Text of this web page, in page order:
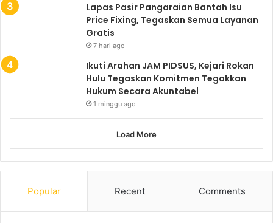
Lapas Pasir Pangaraian Bantah Isu
Price Fixing, Tegaskan Semua Layanan
Gratis
7 hari ago
Ikuti Arahan JAM PIDSUS, Kejari Rokan
Hulu Tegaskan Komitmen Tegakkan
Hukum Secara Akuntabel
1 minggu ago
Load More
Popular Recent Comments